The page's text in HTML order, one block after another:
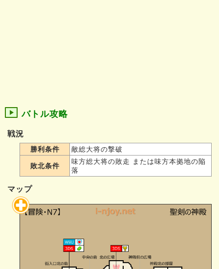
バトル攻略
戦況
勝利条件 敵総大将の撃破
敗北条件
味方総大将の敗走 または味方本拠地の陥
落
マップ